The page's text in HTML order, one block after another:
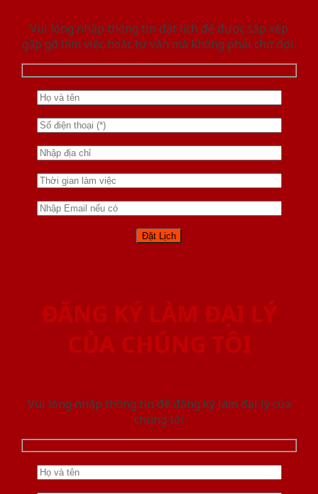
Vui lòng nhập thông tin đặt lịch để được sắp xếp
gặp gỡ làm việc hoăc tư vấn mà không phải chờ đợi.
ĐĂNG KÝ LÀM ĐẠI LÝ
CỦA CHÚNG TÔI
Vui lòng nhập thông tin để đăng ký làm đại lý của
chúng tôi